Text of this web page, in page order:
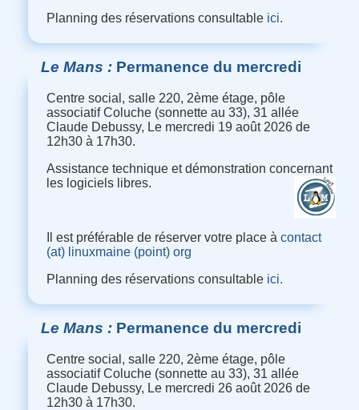
Planning des réservations consultableici.
Le Mans Permanence du mercredi
Centre social, salle 220, 2ème étage, pôle
associatif Coluche (sonnette au 33), 31 allée
Claude Debussy, Le mercredi 19 août 2026 de
12h30 à 17h30.
Assistance technique et démonstration concernant
les logiciels libres.
Il est préférable de réserver votre place à contact
(at) linuxmaine (point) org
Planning des réservations consultableici.
Le Mans Permanence du mercredi
Centre social, salle 220, 2ème étage, pôle
associatif Coluche (sonnette au 33), 31 allée
Claude Debussy, Le mercredi 26 août 2026 de
12h30 à 17h30.